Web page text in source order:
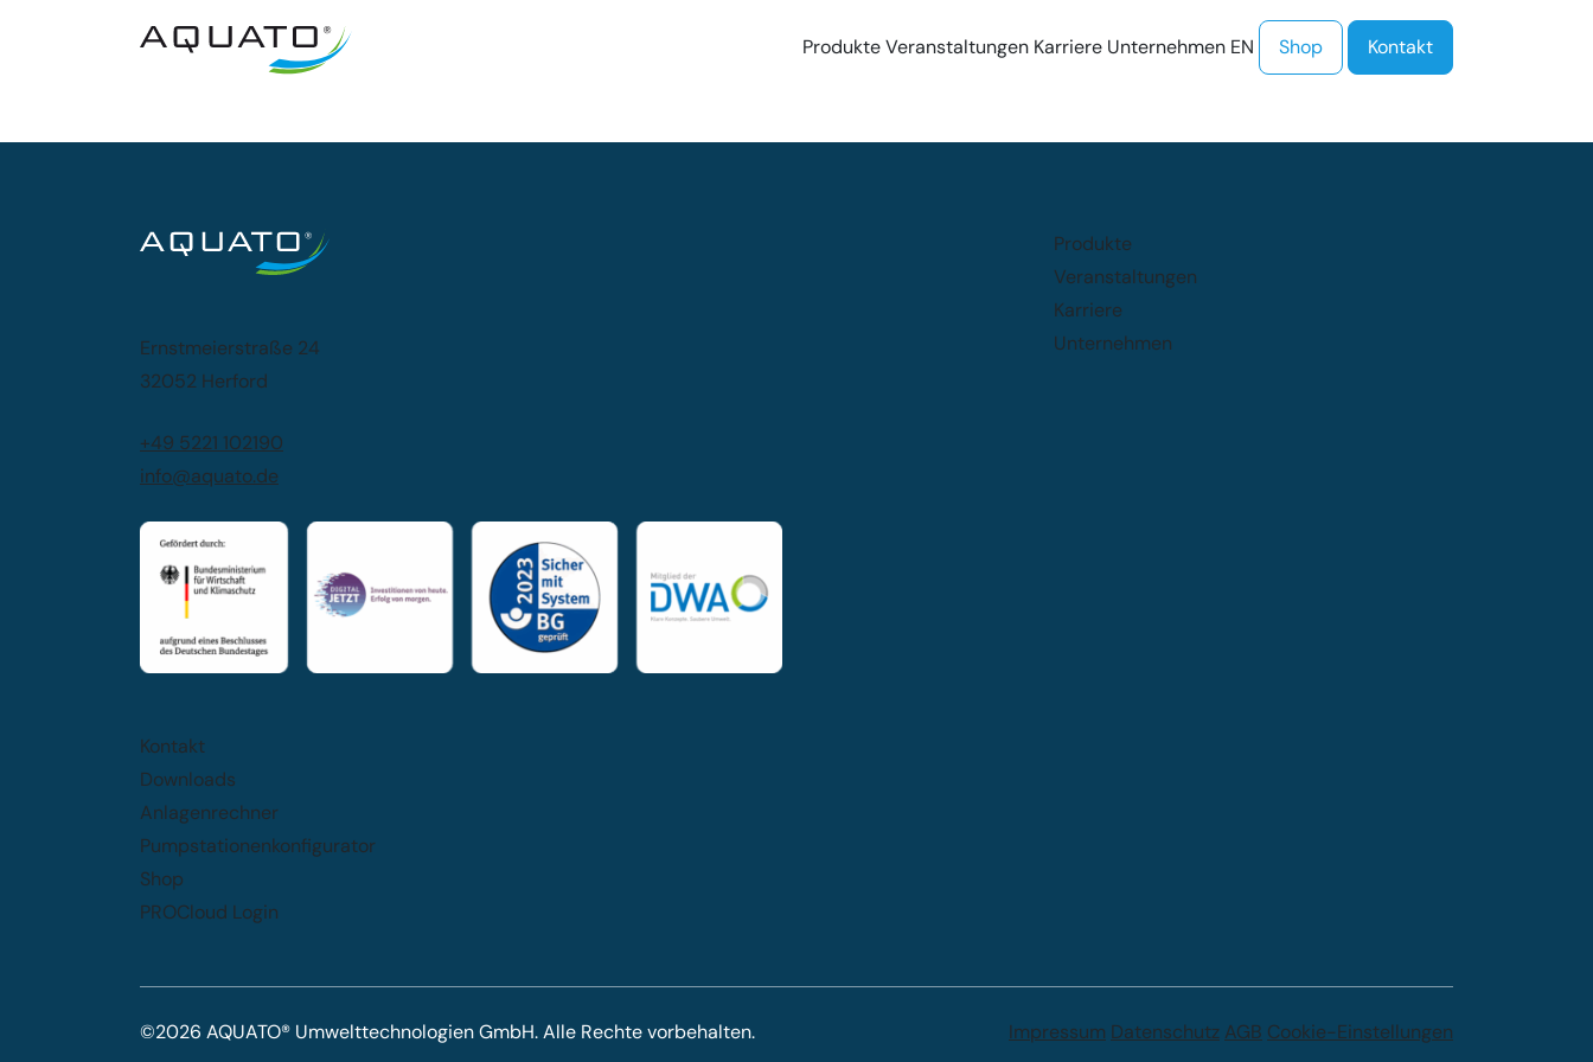
PROCloud Login Schnellzugriff
ProdukteVeranstaltungen Karriere Unternehmen EN Shop Kontakt
Ernstmeierstraße 24
32052 Herford
+49 5221 102190
info@aquato.de
Produkte
Veranstaltungen
Karriere
Unternehmen
Kontakt
Downloads
Anlagenrechner
Pumpstationenkonfigurator
Shop
PROCloud Login
©2026 AQUATO® Umwelttechnologien GmbH. Alle Rechte vorbehalten. Impressum Datenschutz AGB Cookie-Einstellungen